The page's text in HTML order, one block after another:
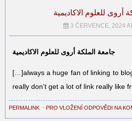
أروى للعلوم الاكاديمية
3 ČERVENCE, 2024
جامعة الملكة أروى للعلوم الاكاديمية
[…]always a huge fan of linking to
really don’t get a lot of link really like
PERMALINK ⋅ PRO VLOŽENÍ ODPOVĚDI NA